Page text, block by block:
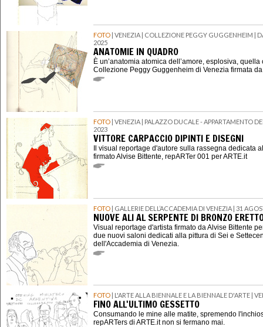
FOTO | VENEZIA | COLLEZIONE PEGGY GUGGENHEIM |
2025
ANATOMIE IN QUADRO
È un’anatomia atomica dell’amore, esplosiva,
Collezione Peggy Guggenheim di Venezia firmata
FOTO | VENEZIA | PALAZZO DUCALE - APPARTAMENTO
2023
VITTORE CARPACCIO DIPINTI E DISEGNI
Il visual reportage d'autore sulla rassegna dedicata
firmato Alvise Bittente, repARTer 001 per ARTE.it
FOTO | GALLERIE DELL’ACCADEMIA DI VENEZIA | 31
NUOVE ALI AL SERPENTE DI BRONZO
Visual reportage d'artista firmato da Alvise Bittente
due nuovi saloni dedicati alla pittura di Sei e
dell'Accademia di Venezia.
FOTO | L'ARTE ALLA BIENNALE E LA BIENNALE D'ARTE |
FINO ALL'ULTIMO GESSETTO
Consumando le mine alle matite, spremendo
repARTers di ARTE.it non si fermano mai.